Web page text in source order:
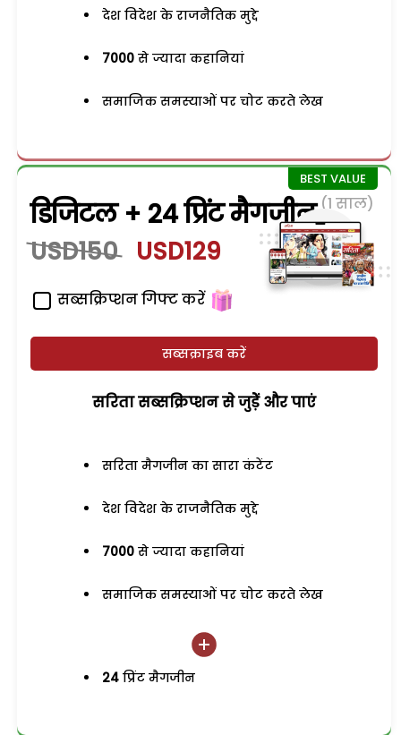
देश विदेश के राजनैतिक मुद्दे
7000 से ज्यादा कहानियां
समाजिक समस्याओं पर चोट करते लेख
डिजिटल + 24 प्रिंट मैगजीन (1 साल)
USD150 USD129
सब्सक्रिप्शन गिफ्ट करें
सब्सक्राइब करें
सरिता सब्सक्रिप्शन से जुड़ेें और पाएं
सरिता मैगजीन का सारा कंटेंट
देश विदेश के राजनैतिक मुद्दे
7000 से ज्यादा कहानियां
समाजिक समस्याओं पर चोट करते लेख
24 प्रिंट मैगजीन